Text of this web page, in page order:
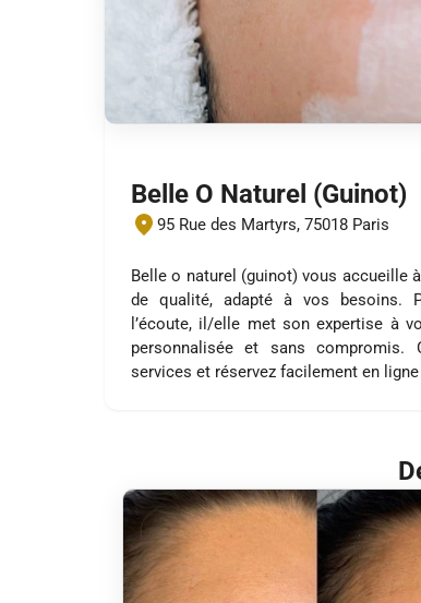
Belle O Naturel (Guinot)
95 Rue des Martyrs, 75018 Paris
Belle o naturel (guinot) vous accueille
de qualité, adapté à vos besoins.
l’écoute, il/elle met son expertise à
personnalisée et sans compromis.
services et réservez facilement en ligne